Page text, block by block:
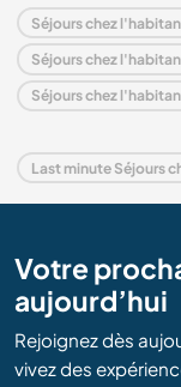
Votre
aujourd’hui
Rejoignez dès
vivez des